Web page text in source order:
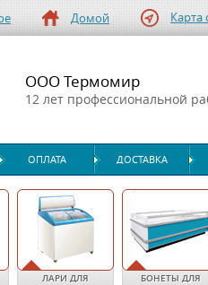
Домой Карта
ООО Термомир
12 лет профессиональной
ОПЛАТА ДОСТАВКА
ЛАРИ ДЛЯ
БОНЕТЫ ДЛЯ